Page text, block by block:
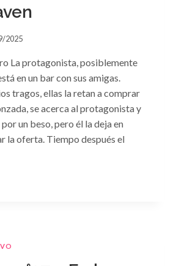
2025
La protagonista, posiblemente
en un bar con sus amigas.
tragos, ellas la retan a comprar
se acerca al protagonista y
un beso, pero él la deja en
la oferta. Tiempo después el